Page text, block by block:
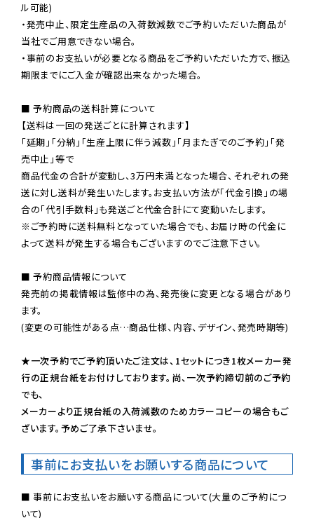
ル可能)
・発売中止、限定生産品の入荷数減数でご予約いただいた商品が
当社でご用意できない場合。
・事前のお支払いが必要となる商品をご予約いただいた方で、振込
期限までにご入金が確認出来なかった場合。
■ 予約商品の送料計算について
【送料は一回の発送ごとに計算されます】
「延期」「分納」「生産上限に伴う減数」「月またぎでのご予約」「発
売中止」等で
商品代金の合計が変動し、3万円未満となった場合、それぞれの発
送に対し送料が発生いたします。お支払い方法が「代金引換」の場
※ご予約時に送料無料となっていた場合でも、お届け時の代金に
よって送料が発生する場合もございますのでご注意下さい。
■ 予約商品情報について
発売前の掲載情報は監修中の為、発売後に変更となる場合があり
ます。
(変更の可能性がある点…商品仕様、内容、デザイン、発売時期等)
★一次予約でご予約頂いたご注文は、1セットにつき1枚メーカー発
行の正規台紙をお付けしております。尚、一次予約締切前のご予約
でも、
メーカーより正規台紙の入荷減数のためカラーコピーの場合もご
ざいます。予めご了承下さいませ。
事前にお支払いをお願いする商品について
■ 事前にお支払いをお願いする商品について(大量のご予約につ
いて)